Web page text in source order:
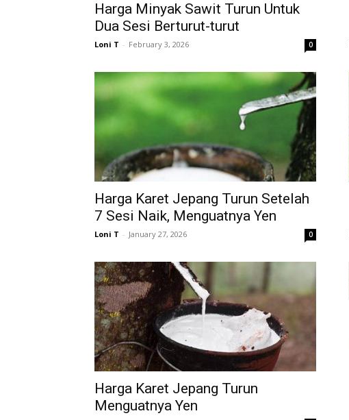
Harga Minyak Sawit Turun Untuk
Dua Sesi Berturut-turut
Loni T - February 3, 2026 0
Harga Karet Jepang Turun Setelah
7 Sesi Naik, Menguatnya Yen
Loni T - January 27, 2026 0
Harga Karet Jepang Turun
Menguatnya Yen